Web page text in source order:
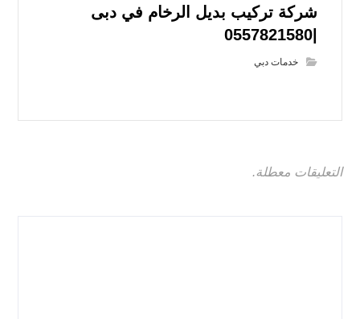
شركة تركيب بديل الرخام في دبى
|0557821580
خدمات دبي
التعليقات معطلة.